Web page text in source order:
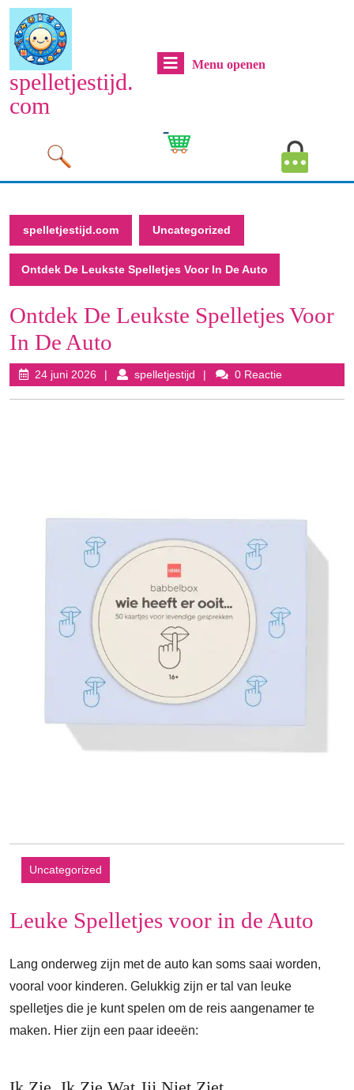
Naar
inhoud
gaan
spelletjestijd.
com
Menu openenMenu
Cart
spelletjestijd.com Uncategorized
Ontdek De Leukste Spelletjes Voor In De Auto
Ontdek De Leukste Spelletjes Voor
In De Auto
24 juni 2026 24
juni
spelletjestijd spelletjestijd0 Reactie
Uncategorized
Leuke Spelletjes voor in de Auto
Lang onderweg zijn met de auto kan soms saai worden,
vooral voor kinderen. Gelukkig zijn er tal van leuke
spelletjes die je kunt spelen om de reis aangenamer te
maken. Hier zijn een paar ideeën: